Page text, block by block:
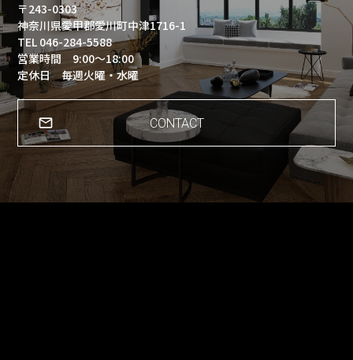
〒243-0303
神奈川県愛甲郡愛川町中津1716-1
TEL 046-284-5588
営業時間 9:00～18:00
定休日 毎週火曜・水曜
CONTACT